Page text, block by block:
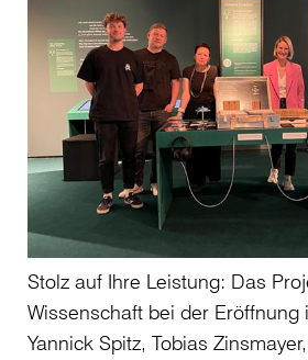
Stolz auf Ihre Leistung: Das
Wissenschaft bei der Eröffnung
Yannick Spitz, Tobias